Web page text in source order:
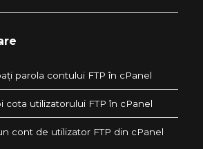
parola contului FTP în cPanel
cota utilizatorului FTP în cPanel
cont de utilizator FTP din cPanel